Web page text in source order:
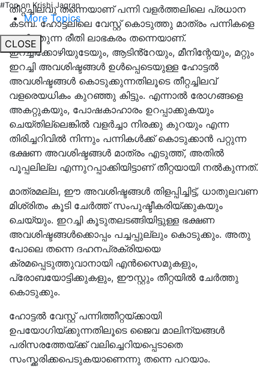
#Top on Krishi Jagran
More Topics
CLOSE
തീറ്റച്ചിലവു തന്നെയാണ് പന്നി വളർത്തലിലെ പ്രധാന
കടമ്പ. ഹോട്ടലിലെ വേസ്റ്റ് കൊടുത്തു മാത്രം പന്നികളെ
വളർത്തുന്ന രീതി ലാഭകരം തന്നെയാണ്.
ഇറച്ചിക്കോഴിയുടേയും, ആടിൻ്റേയും, മീനിന്റേയും, മറ്റും
ഇറച്ചി അവശിഷ്ടങ്ങൾ ഉൾപ്പെടെയുള്ള ഹോട്ടൽ
അവശിഷ്ടങ്ങൾ കൊടുക്കുന്നതിലൂടെ തീറ്റച്ചിലവ്
വളരെയധികം കുറഞ്ഞു കിട്ടും. എന്നാൽ രോഗങ്ങളെ
അകറ്റുകയും, പോഷകാഹാരം ഉറപ്പാക്കുകയും
ചെയ്‌തില്ലെങ്കിൽ വളർച്ചാ നിരക്കു കുറയും എന്ന
തിരിച്ചറിവിൽ നിന്നും പന്നികൾക്ക് കൊടുക്കാൻ പറ്റുന്ന
ഭക്ഷണ അവശിഷ്ടങ്ങൾ മാത്രം എടുത്ത്, അതിൽ
പൂപ്പലില്ല എന്നുറപ്പാക്കിയിട്ടാണ് തീറ്റയായി നൽകുന്നത്.
മാത്രമല്ല, ഈ അവശിഷ്ടങ്ങൾ തിളപ്പിച്ചിട്ട്, ധാതുലവണ
മിശ്രിതം കൂടി ചേർത്ത് സംപുഷ്ടീകരിയ്ക്കുകയും
ചെയ്യും. ഇറച്ചി കൂടുതലടങ്ങിയിട്ടുള്ള ഭക്ഷണ
അവശിഷ്ടങ്ങൾക്കൊപ്പം പച്ചപ്പുല്ലും കൊടുക്കും. അതു
പോലെ തന്നെ ദഹനപ്രക്രിയയെ
ക്രമപ്പെടുത്തുവാനായി എൻസൈമുകളും,
പ്രോബയോട്ടിക്കുകളും, ഈസ്റ്റും തീറ്റയിൽ ചേർത്തു
കൊടുക്കും.
ഹോട്ടൽ വേസ്റ്റ് പന്നിത്തീറ്റയ്ക്കായി
ഉപയോഗിയ്ക്കുന്നതിലൂടെ ജൈവ മാലിന്യങ്ങൾ
പരിസരത്തേയ്ക്ക് വലിച്ചെറിയപ്പെടാതെ
സംസ്ക്കരിക്കപെടുകയാണെന്നു തന്നെ പറയാം.